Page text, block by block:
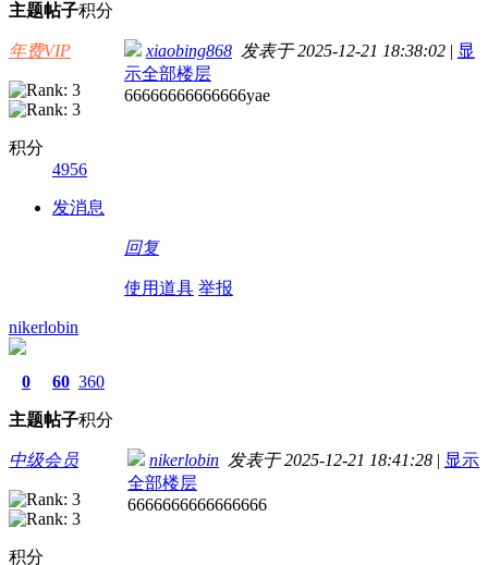
主题帖子积分
年费VIP
积分
4956
发消息
xiaobing868 发表于 2025-12-21 18:38:02 | 显
示全部楼层
66666666666666yae
回复
使用道具 举报
nikerlobin
0
主题
60
帖子
360
积分
中级会员
积分
nikerlobin 发表于 2025-12-21 18:41:28 | 显示
全部楼层
6666666666666666